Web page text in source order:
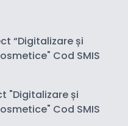
“Digitalizare și
Cod SMIS
"Digitalizare și
Cod SMIS